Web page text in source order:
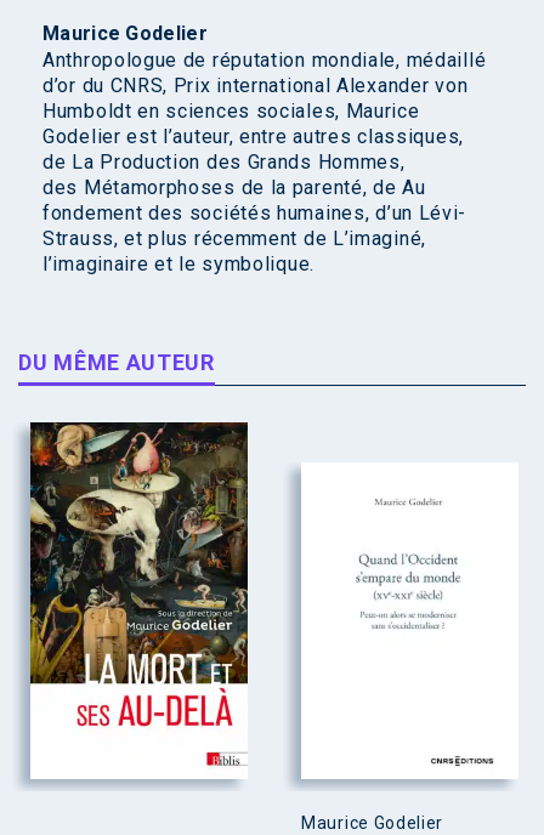
Maurice Godelier
Anthropologue de réputation mondiale, médaillé
d’or du CNRS, Prix international Alexander von
Humboldt en sciences sociales, Maurice
Godelier est l’auteur, entre autres classiques,
de La Production des Grands Hommes,
des Métamorphoses de la parenté, de Au
fondement des sociétés humaines, d’un Lévi-
Strauss, et plus récemment de L’imaginé,
l’imaginaire et le symbolique.
DU MÊME AUTEUR
Maurice Godelier